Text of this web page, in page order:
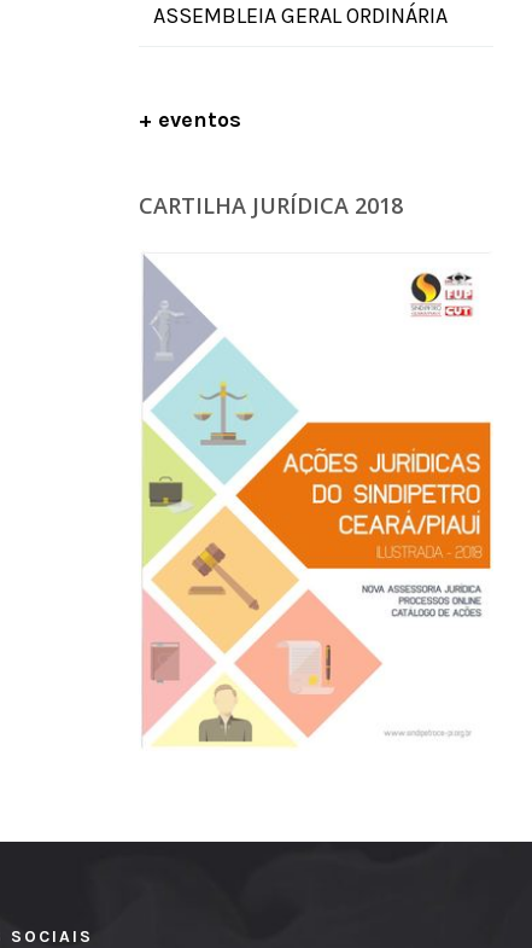
ASSEMBLEIA GERAL ORDINÁRIA
+ eventos
CARTILHA JURÍDICA 2018
SOCIAIS